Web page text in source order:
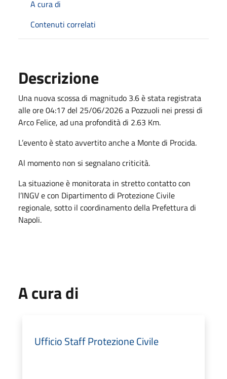
A cura di
Contenuti correlati
Descrizione
Una nuova scossa di magnitudo 3.6 è stata registrata
alle ore 04:17 del 25/06/2026 a Pozzuoli nei pressi di
Arco Felice, ad una profondità di 2.63 Km.
L’evento è stato avvertito anche a Monte di Procida.
Al momento non si segnalano criticità.
La situazione è monitorata in stretto contatto con
l’INGV e con Dipartimento di Protezione Civile
regionale, sotto il coordinamento della Prefettura di
Napoli.
A cura di
Ufficio Staff Protezione Civile